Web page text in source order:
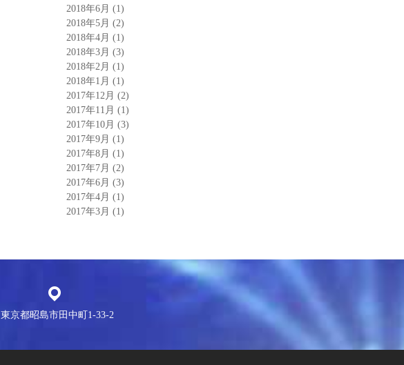
2018年6月 (1)
2018年5月 (2)
2018年4月 (1)
2018年3月 (3)
2018年2月 (1)
2018年1月 (1)
2017年12月 (2)
2017年11月 (1)
2017年10月 (3)
2017年9月 (1)
2017年8月 (1)
2017年7月 (2)
2017年6月 (3)
2017年4月 (1)
2017年3月 (1)
東京都昭島市田中町1-33-2